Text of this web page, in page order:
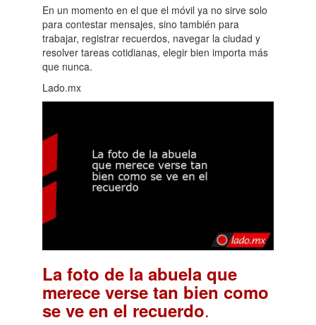
En un momento en el que el móvil ya no sirve solo
para contestar mensajes, sino también para
trabajar, registrar recuerdos, navegar la ciudad y
resolver tareas cotidianas, elegir bien importa más
que nunca.
Lado.mx
La foto de la abuela que
merece verse tan bien como
se ve en el recuerdo.